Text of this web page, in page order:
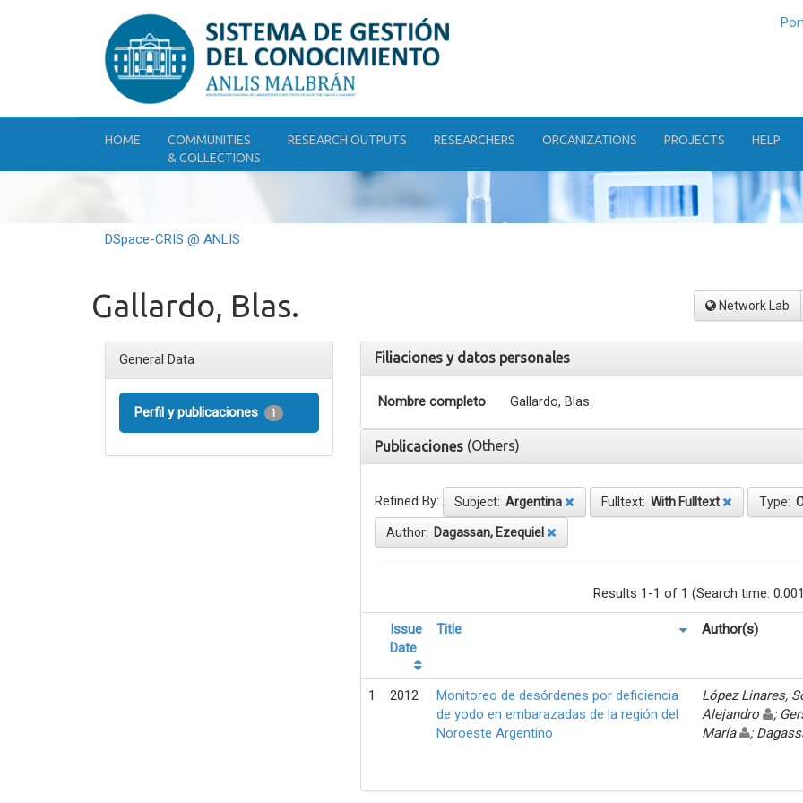
HOME
COMMUNITIES
& COLLECTIONS
RESEARCH OUTPUTS RESEARCHERS ORGANIZATIONS PROJECTS HELP
DSpace-CRIS @ ANLIS
Gallardo, Blas. Network Lab
General Data
Perfil y publicaciones 1
Filiaciones y datos personales
Nombre completo Gallardo, Blas.
Publicaciones (Others)
Refined By: Subject: Argentina Fulltext: With Fulltext Type:
Author: Dagassan, Ezequiel
Results 1-1 of 1 (Search time:
Issue
Date
Title Author(s)
1 2012
Monitoreo de desórdenes por deficiencia
de yodo en embarazadas de la región del
Noroeste Argentino
López Linares,
Alejandro
;
María
;